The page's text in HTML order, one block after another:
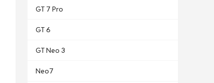
GT 7 Pro
GT 6
GT Neo 3
Neo7